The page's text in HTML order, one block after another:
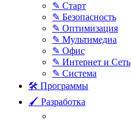
✎ Старт
✎ Безопасность
✎ Оптимизация
✎ Мультимедиа
✎ Офис
✎ Интернет и Сеть
✎ Система
🛠 Программы
🖌 Разработка